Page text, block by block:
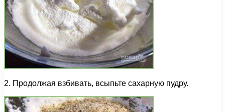
2. Продолжая взбивать, всыпьте сахарную пудру.